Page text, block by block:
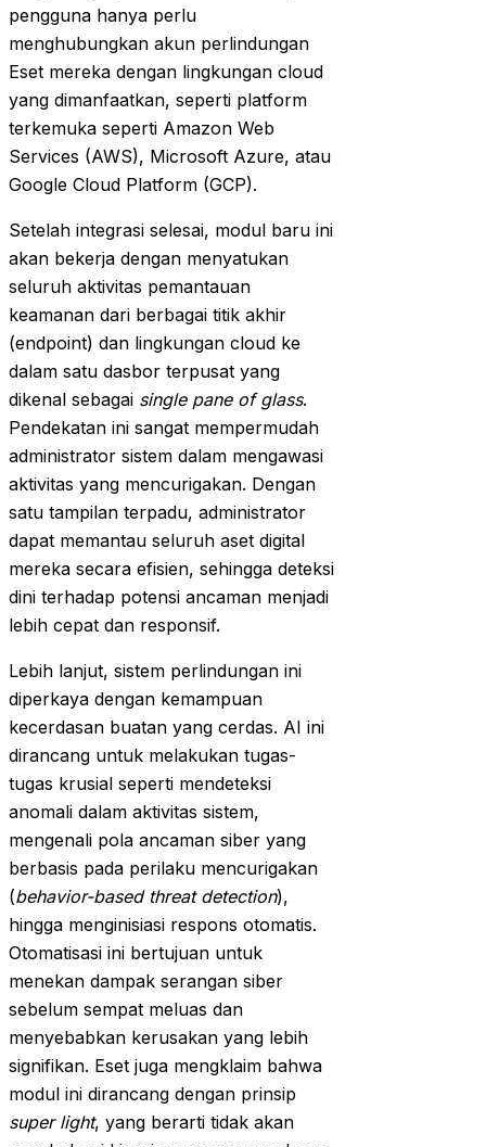
pengguna hanya perlu
menghubungkan akun perlindungan
Eset mereka dengan lingkungan cloud
yang dimanfaatkan, seperti platform
terkemuka seperti Amazon Web
Services (AWS), Microsoft Azure, atau
Google Cloud Platform (GCP).
Setelah integrasi selesai, modul baru ini
akan bekerja dengan menyatukan
seluruh aktivitas pemantauan
keamanan dari berbagai titik akhir
(endpoint) dan lingkungan cloud ke
dalam satu dasbor terpusat yang
dikenal sebagai single pane of glass.
Pendekatan ini sangat mempermudah
administrator sistem dalam mengawasi
aktivitas yang mencurigakan. Dengan
satu tampilan terpadu, administrator
dapat memantau seluruh aset digital
mereka secara efisien, sehingga deteksi
dini terhadap potensi ancaman menjadi
lebih cepat dan responsif.
Lebih lanjut, sistem perlindungan ini
diperkaya dengan kemampuan
kecerdasan buatan yang cerdas. AI ini
dirancang untuk melakukan tugas-
tugas krusial seperti mendeteksi
anomali dalam aktivitas sistem,
mengenali pola ancaman siber yang
berbasis pada perilaku mencurigakan
(behavior-based threat detection),
hingga menginisiasi respons otomatis.
Otomatisasi ini bertujuan untuk
menekan dampak serangan siber
sebelum sempat meluas dan
menyebabkan kerusakan yang lebih
signifikan. Eset juga mengklaim bahwa
modul ini dirancang dengan prinsip
super light, yang berarti tidak akan